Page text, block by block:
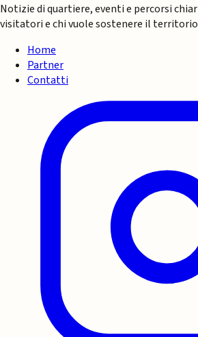
Notizie di quartiere, eventi e percorsi
visitatori e chi vuole sostenere il
Home
Partner
Contatti